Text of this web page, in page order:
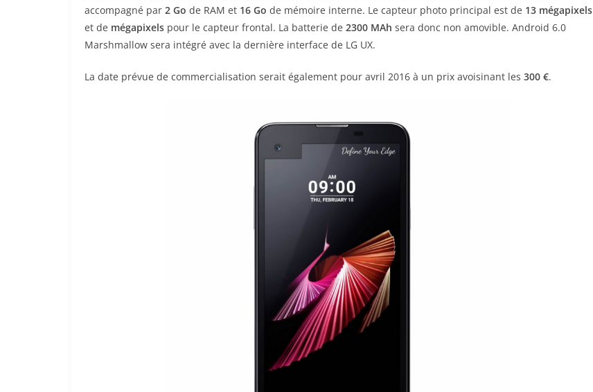
accompagné par 2 Go de RAM et 16 Go de mémoire interne. Le capteur photo principal est de 13 mégapixels
et de mégapixels pour le capteur frontal. La batterie de 2300 MAh sera donc non amovible. Android 6.0
Marshmallow sera intégré avec la dernière interface de LG UX.
La date prévue de commercialisation serait également pour avril 2016 à un prix avoisinant les 300 €.